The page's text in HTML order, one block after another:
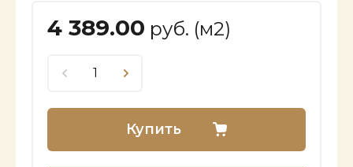
4 389.00 руб. (м2)
Купить